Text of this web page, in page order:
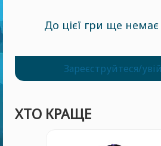
До цієї гри ще
Зареєструйтеся/
ХТО КРАЩЕ